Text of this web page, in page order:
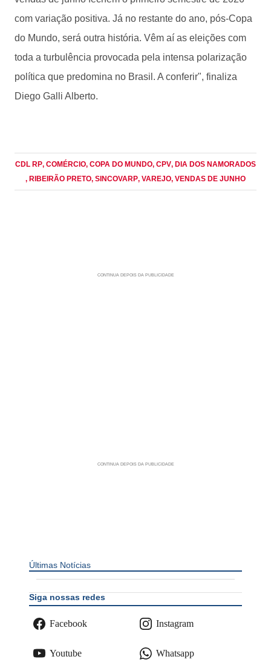
com variação positiva. Já no restante do ano, pós-Copa
do Mundo, será outra história. Vêm aí as eleições com
toda a turbulência provocada pela intensa polarização
política que predomina no Brasil. A conferir", finaliza
Diego Galli Alberto.
CDL RP, COMÉRCIO, COPA DO MUNDO, CPV, DIA DOS NAMORADOS
, RIBEIRÃO PRETO, SINCOVARP, VAREJO, VENDAS DE JUNHO
Últimas Notícias
Siga nossas redes
Facebook Instagram
Youtube Whatsapp